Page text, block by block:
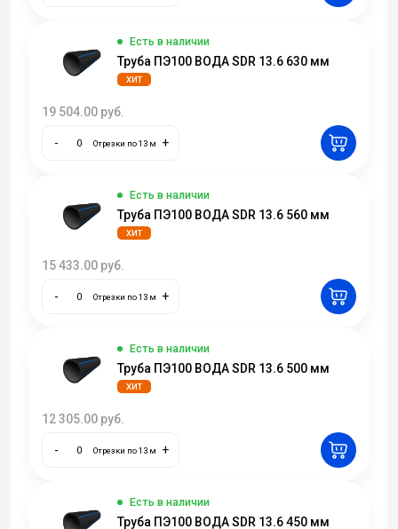
Есть в наличии
Труба ПЭ100 ВОДА SDR 13.6 630 мм
ХИТ
19 504.00 руб.
- Отрезки по 13 м +
Есть в наличии
Труба ПЭ100 ВОДА SDR 13.6 560 мм
ХИТ
15 433.00 руб.
- Отрезки по 13 м +
Есть в наличии
Труба ПЭ100 ВОДА SDR 13.6 500 мм
ХИТ
12 305.00 руб.
- Отрезки по 13 м +
Есть в наличии
Труба ПЭ100 ВОДА SDR 13.6 450 мм